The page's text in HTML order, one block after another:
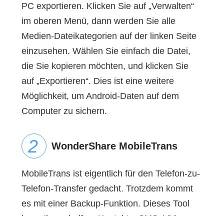
PC exportieren. Klicken Sie auf „Verwalten“
im oberen Menü, dann werden Sie alle
Medien-Dateikategorien auf der linken Seite
einzusehen. Wählen Sie einfach die Datei,
die Sie kopieren möchten, und klicken Sie
auf „Exportieren“. Dies ist eine weitere
Möglichkeit, um Android-Daten auf dem
Computer zu sichern.
WonderShare MobileTrans
MobileTrans ist eigentlich für den Telefon-zu-
Telefon-Transfer gedacht. Trotzdem kommt
es mit einer Backup-Funktion. Dieses Tool